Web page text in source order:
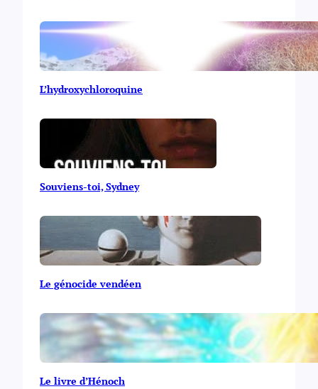
L’hydroxychloroquine
Souviens-toi, Sydney
Le génocide vendéen
Le livre d’Hénoch